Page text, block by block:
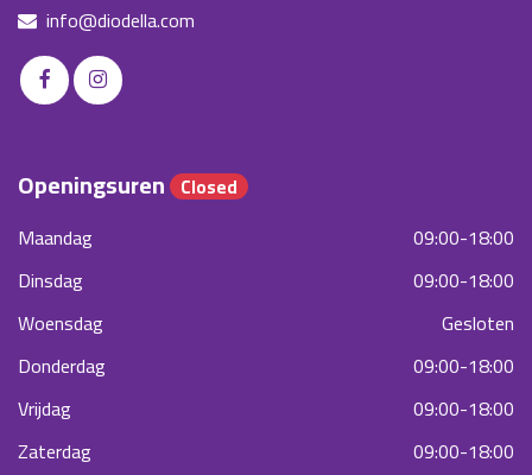
info@diodella.com
Openingsuren Closed
Maandag
09:00-18:00
Dinsdag
09:00-18:00
Woensdag
Gesloten
Donderdag
09:00-18:00
Vrijdag
09:00-18:00
Zaterdag
09:00-18:00